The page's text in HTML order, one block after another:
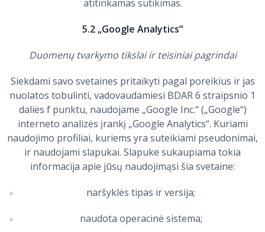
atitinkamas sutikimas.
5.2 „Google Analytics“
Duomenų tvarkymo tikslai ir teisiniai pagrindai
Siekdami savo svetaines pritaikyti pagal poreikius ir jas
nuolatos tobulinti, vadovaudamiesi BDAR 6 straipsnio 1
dalies f punktu, naudojame „Google Inc.“ („Google“)
interneto analizės įrankį „Google Analytics“. Kuriami
naudojimo profiliai, kuriems yra suteikiami pseudonimai,
ir naudojami slapukai. Slapuke sukaupiama tokia
informacija apie jūsų naudojimąsi šia svetaine:
naršyklės tipas ir versija;
naudota operacinė sistema;